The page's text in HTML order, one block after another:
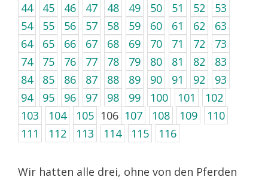
44
45 46 47 48 49 50 51 52
53
54
55 56 57 58 59 60 61 62
63
64
65 66 67 68 69 70 71 72
73
74
75 76 77 78 79 80 81 82
83
84
85 86 87 88 89 90 91 92
93
94
95 96 97 98 99 100 101
102
103
104 105 106 107 108 109
110
111
112 113 114 115 116
Wir hatten alle drei, ohne von den Pferden